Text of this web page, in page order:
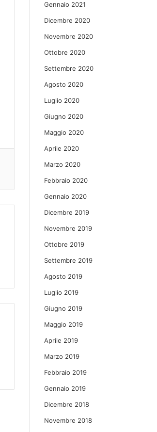
Gennaio 2021
Dicembre 2020
Novembre 2020
Ottobre 2020
Settembre 2020
Agosto 2020
Luglio 2020
Giugno 2020
Maggio 2020
Aprile 2020
Marzo 2020
Febbraio 2020
Gennaio 2020
Dicembre 2019
Novembre 2019
Ottobre 2019
Settembre 2019
Agosto 2019
Luglio 2019
Giugno 2019
Maggio 2019
Aprile 2019
Marzo 2019
Febbraio 2019
Gennaio 2019
Dicembre 2018
Novembre 2018